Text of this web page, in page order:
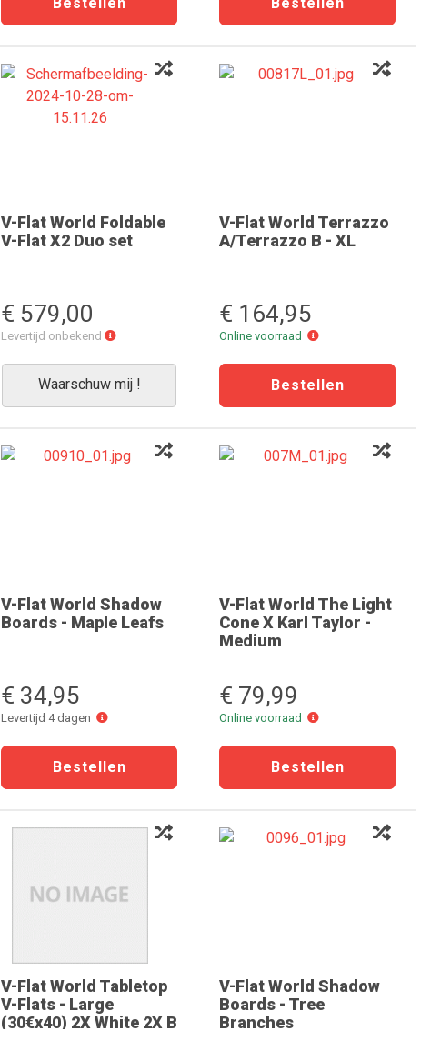
V-Flat World Foldable
V-Flat X2 Duo set
€ 579,00
Levertijd onbekend
Levertijd
Waarschuw mij !
V-Flat World Terrazzo
A/Terrazzo B - XL
€ 164,95
Online voorraad
Online
V-Flat World Shadow
Boards - Maple Leafs
€ 34,95
Levertijd 4 dagen
Levertijd
V-Flat World The Light
Cone X Karl Taylor -
Medium
€ 79,99
Online voorraad
Online
V-Flat World Tabletop
V-Flats - Large
(30€x40) 2X White 2X B
V-Flat World Shadow
Boards - Tree
Branches